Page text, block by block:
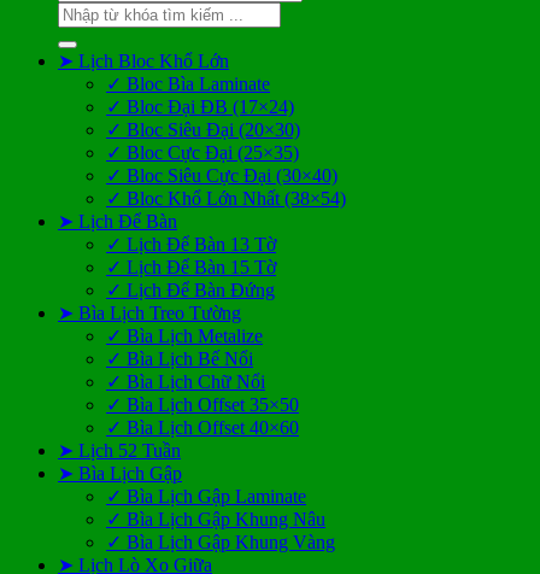
Tìm
kiếm:
➤ Lịch Bloc Khổ Lớn
✓ Bloc Bìa Laminate
✓ Bloc Đại ĐB (17×24)
✓ Bloc Siêu Đại (20×30)
✓ Bloc Cực Đại (25×35)
✓ Bloc Siêu Cực Đại (30×40)
✓ Bloc Khổ Lớn Nhất (38×54)
➤ Lịch Để Bàn
✓ Lịch Để Bàn 13 Tờ
✓ Lịch Để Bàn 15 Tờ
✓ Lịch Để Bàn Đứng
➤ Bìa Lịch Treo Tường
✓ Bìa Lịch Metalize
✓ Bìa Lịch Bế Nổi
✓ Bìa Lịch Chữ Nổi
✓ Bìa Lịch Offset 35×50
✓ Bìa Lịch Offset 40×60
➤ Lịch 52 Tuần
➤ Bìa Lịch Gập
✓ Bìa Lịch Gập Laminate
✓ Bìa Lịch Gập Khung Nâu
✓ Bìa Lịch Gập Khung Vàng
➤ Lịch Lò Xo Giữa